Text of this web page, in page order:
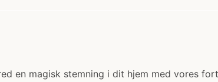
en magisk stemning i dit hjem med vores